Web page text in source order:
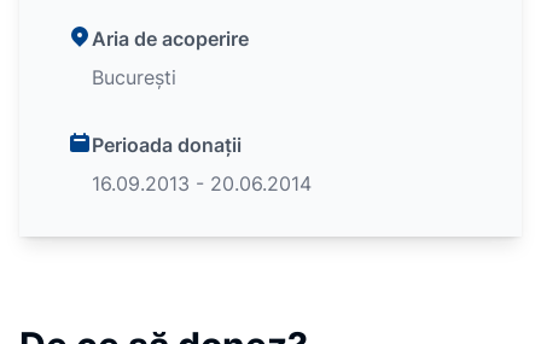
Aria de acoperire
București
Perioada donații
16.09.2013 - 20.06.2014